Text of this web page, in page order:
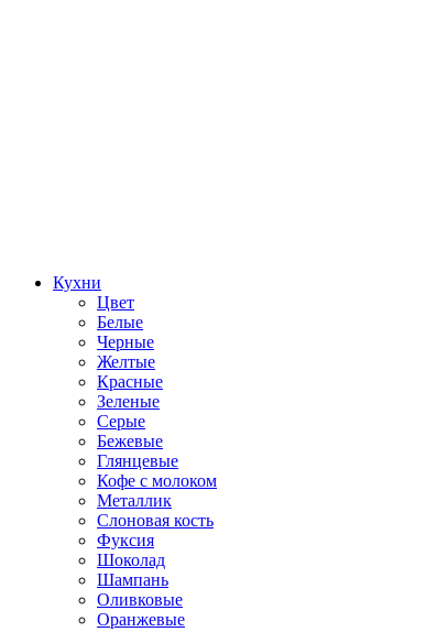
Кухни
Цвет
Белые
Черные
Желтые
Красные
Зеленые
Серые
Бежевые
Глянцевые
Кофе с молоком
Металлик
Слоновая кость
Фуксия
Шоколад
Шампань
Оливковые
Оранжевые